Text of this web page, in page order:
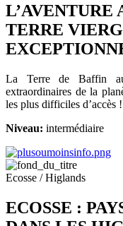
L’AVENTURE
TERRE
La Terre de Baffin
extraordinaires de la
les plus difficiles d’accès !
Niveau: intermédiaire
Ecosse / Higlands
ECOSSE :